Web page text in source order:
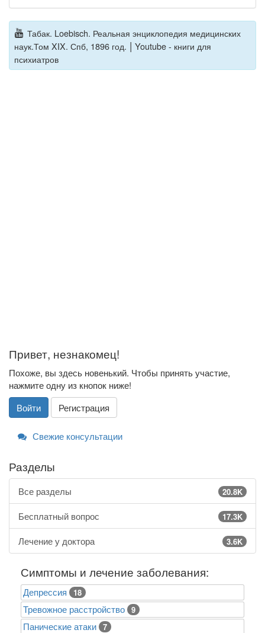
Табак. Loebisch. Реальная энциклопедия медицинских
наук.Том XIX. Спб, 1896 год. | Youtube - книги для
психиатров
Привет, незнакомец!
Похоже, вы здесь новенький. Чтобы принять участие,
нажмите одну из кнопок ниже!
Войти
Регистрация
Свежие консультации
Разделы
Все разделы 20.8K
Бесплатный вопрос 17.3K
Лечение у доктора 3.6K
Симптомы и лечение заболевания:
Депрессия 18
Тревожное расстройство 9
Панические атаки 7